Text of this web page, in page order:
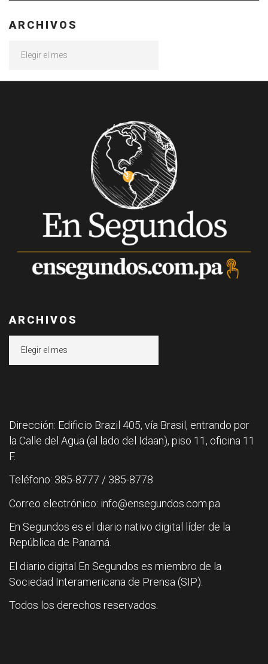
ARCHIVOS
ARCHIVOS
Dirección: Edificio Brazil 405, vía Brasil, entrando por
la Calle del Agua (al lado del Idaan), piso 11, oficina 11
F.
Teléfono: 385-8777 / 385-8778
Correo electrónico: info@ensegundos.com.pa
En Segundos es el diario nativo digital líder de la
República de Panamá.
El diario digital En Segundos es miembro de la
Sociedad Interamericana de Prensa (SIP).
Todos los derechos reservados.